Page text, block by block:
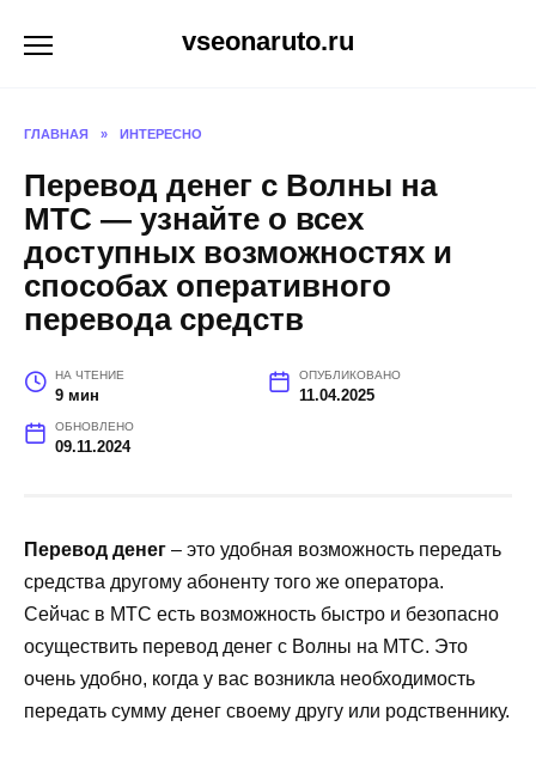
vseonaruto.ru
ГЛАВНАЯ » ИНТЕРЕСНО
Перевод денег с Волны на
МТС — узнайте о всех
доступных возможностях и
способах оперативного
перевода средств
НА ЧТЕНИЕ
9 мин
ОПУБЛИКОВАНО
11.04.2025
ОБНОВЛЕНО
09.11.2024
Перевод денег – это удобная возможность передать
средства другому абоненту того же оператора.
Сейчас в МТС есть возможность быстро и безопасно
осуществить перевод денег с Волны на МТС. Это
очень удобно, когда у вас возникла необходимость
передать сумму денег своему другу или родственнику.